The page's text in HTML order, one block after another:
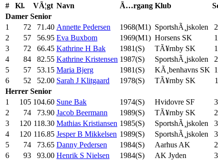
#
Kl. VÃ¦gt Navn Ã…rgang Klub
Damer Senior
1
72 71.40 Annette Pedersen 1968(M1) SportshÃ¸jskolen
2
57 56.95 Eva Buxbom 1969(M1) Horsens SK
3
72 66.45 Kathrine H Bak 1981(S) TÃ¥rnby SK
4
84 82.55 Kathrine Kristensen 1987(S) SportshÃ¸jskolen
5
57 53.15 Maria Bjerg 1981(S) KÃ¸benhavns SK
6
52 52.00 Sarah J Klitgaard 1978(S) TÃ¥rnby SK
Herrer Senior
1
105 104.60 Sune Bak 1974(S) Hvidovre SF
2
74 73.90 Jacob Beermann 1989(S) TÃ¥rnby SK
3
120 118.30 Mathias Kristiansen 1985(S) SportshÃ¸jskolen
4
120 116.85 Jesper B Mikkelsen 1989(S) SportshÃ¸jskolen
5
74 73.65 Danny Pedersen 1984(S) Aarhus AK
6
93 93.00 Henrik S Nielsen 1984(S) AK Jyden